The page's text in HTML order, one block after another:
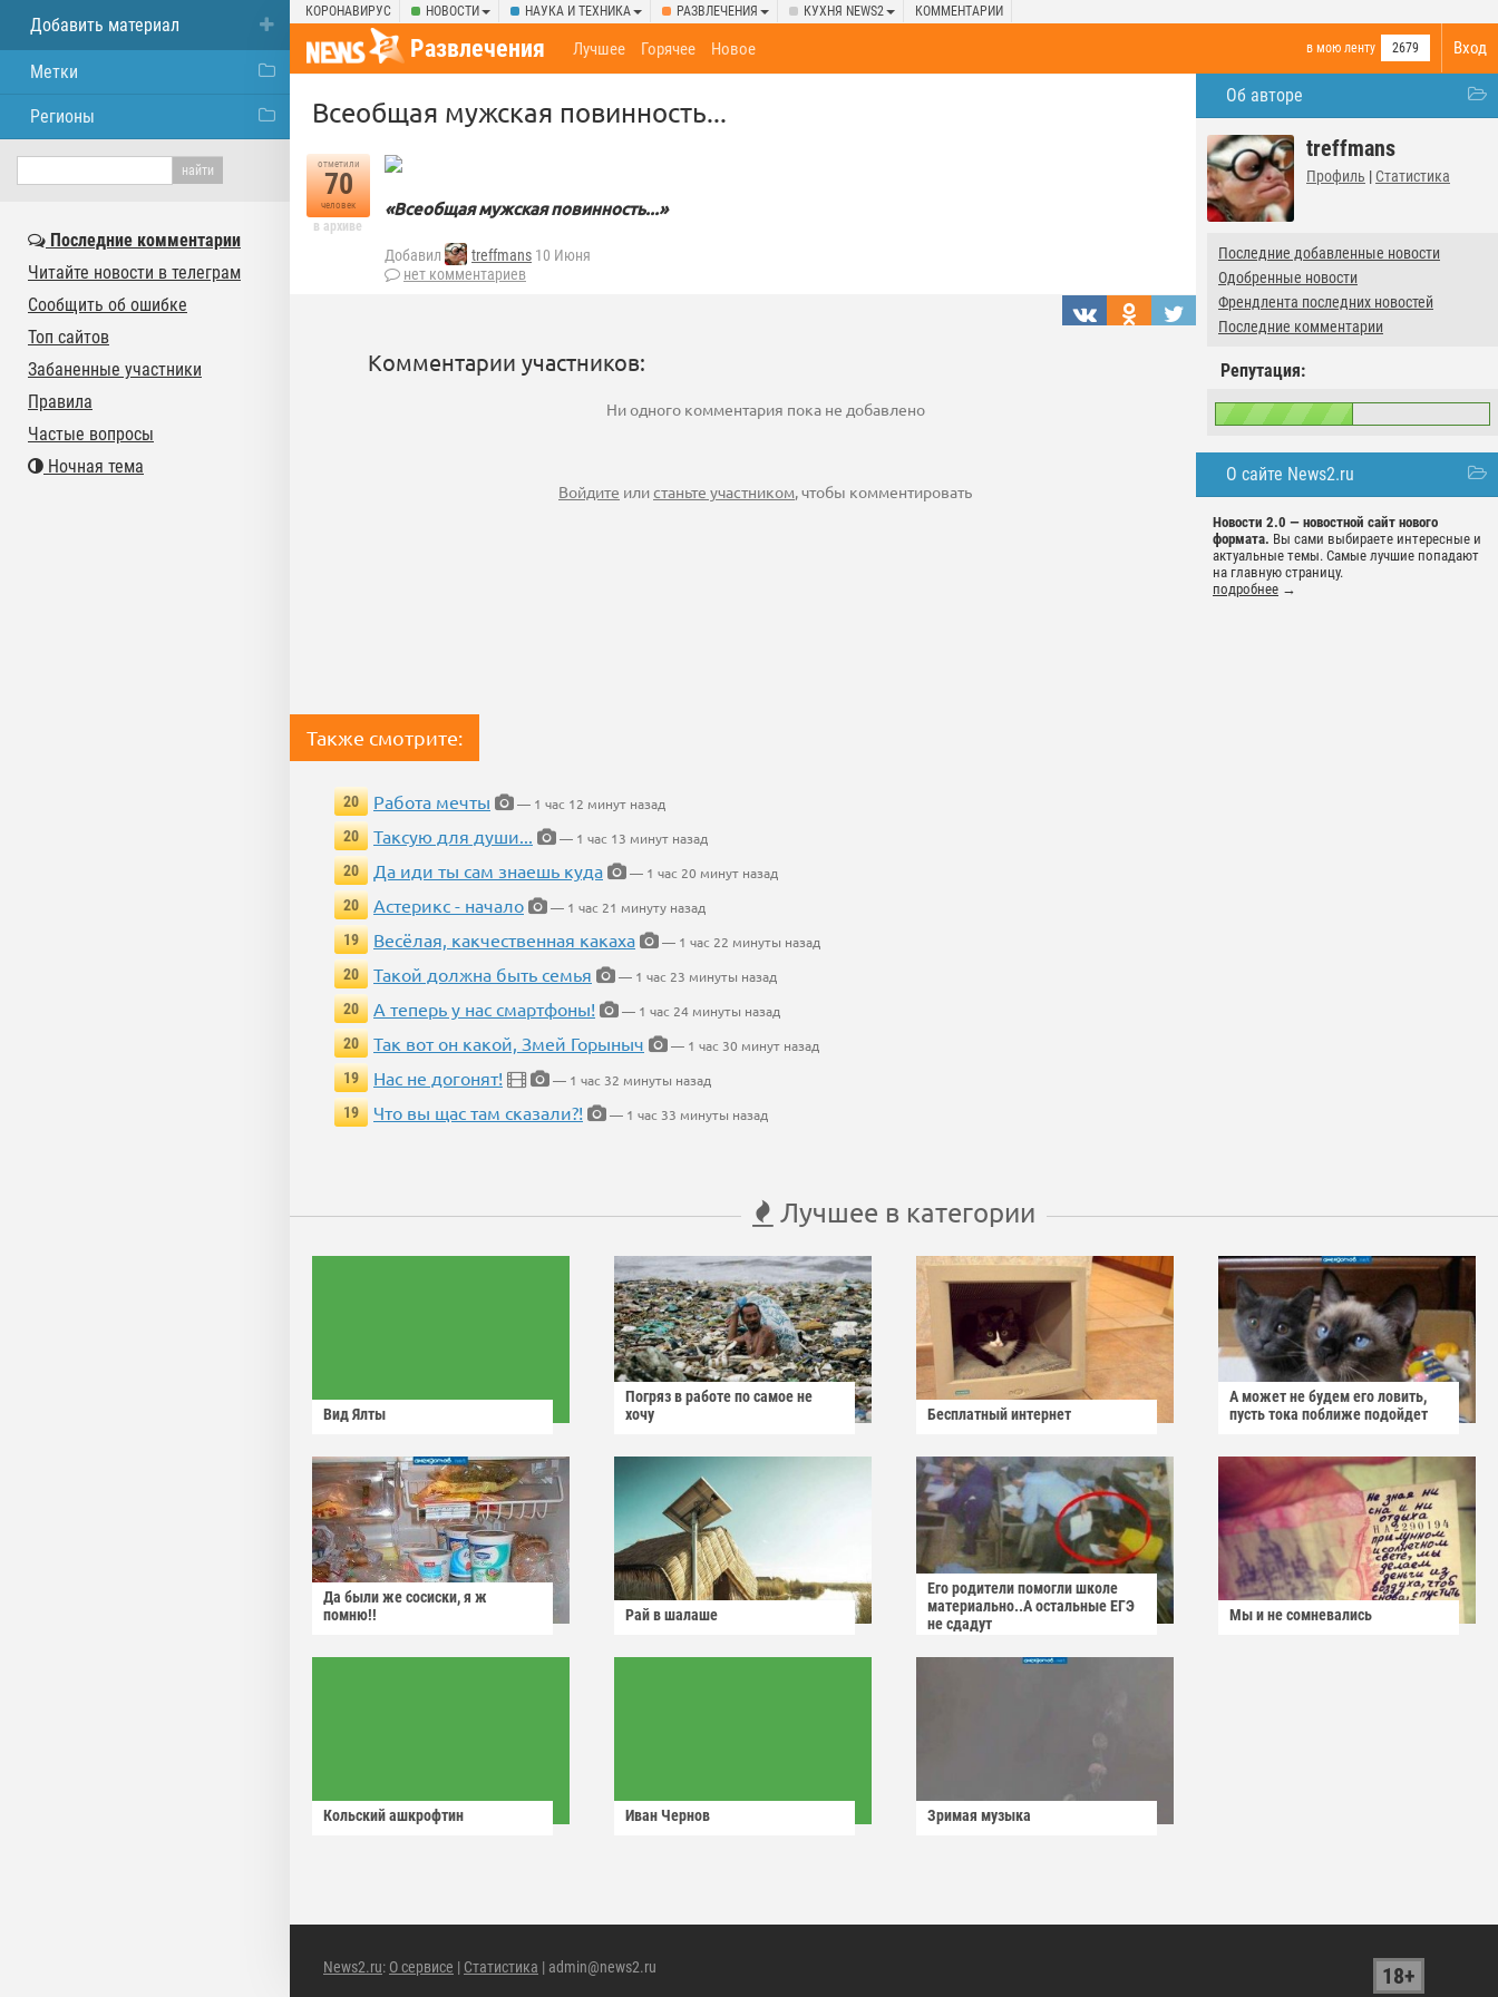
КОРОНАВИРУС НОВОСТИ НАУКА И ТЕХНИКА РАЗВЛЕЧЕНИЯ КУХНЯ NEWS2 КОММЕНТАРИИ
Вход
Развлечения в мою ленту 2679
Лучшее Горячее Новое
Об авторе
treffmans
Профиль | Статистика
Последние добавленные новости
Одобренные новости
Френдлента последних новостей
Последние комментарии
Репутация:
О сайте News2.ru
Новости 2.0 — новостной сайт нового
формата. Вы сами выбираете интересные и
актуальные темы. Самые лучшие попадают
на главную страницу.
подробнее →
Всеобщая мужская повинность...
отметили
70
человек
в архиве
«Всеобщая мужская повинность...»
Добавил treffmans 10 Июня
нет комментариев
Комментарии участников:
Ни одного комментария пока не добавлено
Войдите илистаньте участником, чтобы комментировать
Также смотрите:
20 Работа мечты
— 1 час 12 минут назад
20
Таксую для души...
— 1 час 13 минут назад
20
Да иди ты сам знаешь куда
— 1 час 20 минут назад
20
Астерикс - начало
— 1 час 21 минуту назад
19
Весёлая, какчественная какаха
— 1 час 22 минуты назад
20
Такой должна быть семья
— 1 час 23 минуты назад
20
А теперь у нас смартфоны!
— 1 час 24 минуты назад
20
Так вот он какой, Змей Горыныч
— 1 час 30 минут назад
19
Нас не догонят!
— 1 час 32 минуты назад
19
Что вы щас там сказали?! — 1 час 33 минуты назад
Лучшее в категории
Вид Ялты
Погряз в работе по самое не
хочу
Бесплатный интернет
А может не будем его ловить,
пусть тока поближе подойдет
Да были же сосиски, я ж
помню!!
Рай в шалаше
Его родители помогли школе
материально..А остальные ЕГЭ
не сдадут
Мы и не сомневались
Кольский ашкрофтин Иван Чернов Зримая музыка
News2.ru: О сервисе | Статистика | admin@news2.ru 18+
Добавить материал
Метки
Регионы
Последние комментарии
Читайте новости в телеграм
Сообщить об ошибке
Топ сайтов
Забаненные участники
Правила
Частые вопросы
Ночная тема